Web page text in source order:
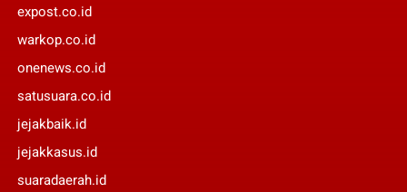
expost.co.id
warkop.co.id
onenews.co.id
satusuara.co.id
jejakbaik.id
jejakkasus.id
suaradaerah.id